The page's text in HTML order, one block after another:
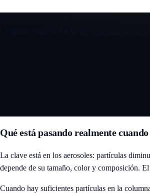
Qué está pasando realmente
La clave está en los aerosoles: partículas
depende de su tamaño, color y composición.
Cuando hay suficientes partículas en la